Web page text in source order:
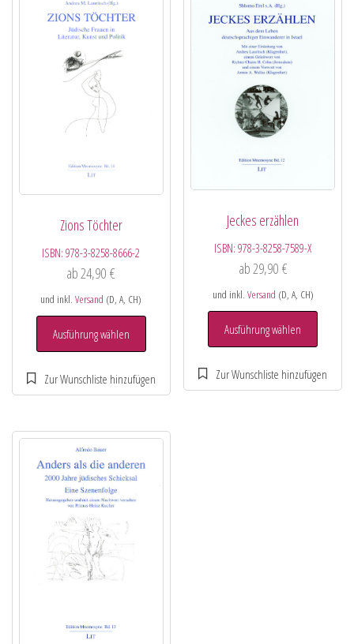
Zions Töchter
ISBN:978-3-8258-8666-2
ab24,90€
und inkl.Versand (D, A, CH)
Ausführung wählen
Jeckes erzählen
ISBN:978-3-8258-7589-X
ab 29,90 €
und inkl. Versand (D, A, CH)
Ausführung wählen